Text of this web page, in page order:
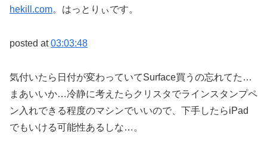
hekill.com。はっとりぃです。
posted at03:03:48
気付いたら日付が変わっていてSurface買うの忘れてた…
まあいいか…冷静に考えたらクリスタでラインスタンプペ
ン入れできる程度のマシンでいいので、下手したらiPad
でもいける可能性あるしな…。